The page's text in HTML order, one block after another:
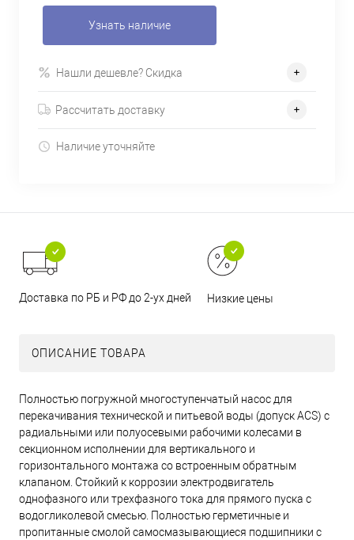
Узнать наличие
Нашли дешевле? Скидка
Рассчитать доставку
Наличие уточняйте
Доставка по РБ и РФ до 2-ух дней Низкие цены
ОПИСАНИЕ ТОВАРА
Полностью погружной многоступенчатый насос для
перекачивания технической и питьевой воды (допуск ACS) с
радиальными или полуосевыми рабочими колесами в
секционном исполнении для вертикального и
горизонтального монтажа со встроенным обратным
клапаном. Стойкий к коррозии электродвигатель
однофазного или трехфазного тока для прямого пуска с
водогликолевой смесью. Полностью герметичные и
пропитанные смолой самосмазывающиеся подшипники с